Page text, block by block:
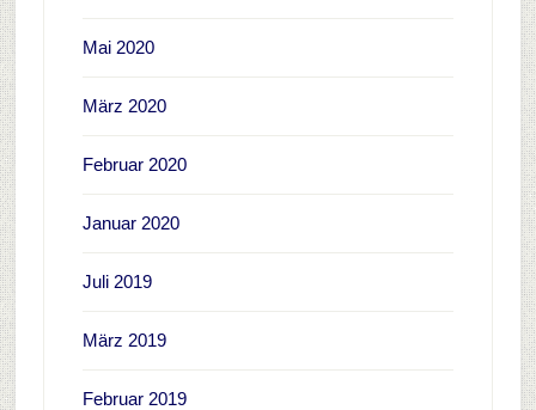
Mai 2020
März 2020
Februar 2020
Januar 2020
Juli 2019
März 2019
Februar 2019